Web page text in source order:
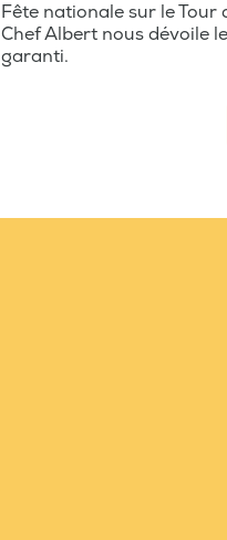
Fête nationale sur le Tour
Chef Albert nous dévoile
garanti.